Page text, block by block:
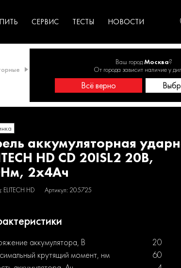
садоводства
СЕРВИС ТЕСТЫ НОВОСТИ
Ваш городМосква?
От города зависит наличие у
Всё верно
Дрели аккумуляторные Дрели с Li-Ion
аккумуляторная
HD CD 20ISL2 20В,
2х4Ач
ELITECH HD Артикул: 205725
аккумулятора, В
20
крутящий момент, нм
60